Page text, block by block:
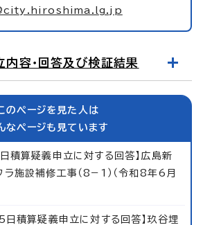
容・回答及び検証結果
のページを見た人は
なページも見ています
積算疑義申立に対する回答】広島新
ラ施設補修工事（8−1）（令和8年6月
日積算疑義申立に対する回答】玖谷埋